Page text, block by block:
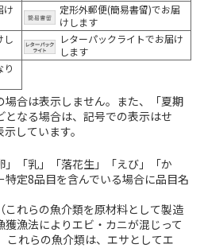
け
定形外郵便(簡易書留)でお届
けします
し
レターパックライトでお届け
します
り
場合は表示しません。また、「夏期
なる場合は、記号での表示はせ
しています。
「乳」「落花生」「えび」「か
定8品目を含んでいる場合に品目名
れらの魚介類を原材料として製造
漁法によりエビ・カニが混じって
これらの魚介類は、エサとしてエ